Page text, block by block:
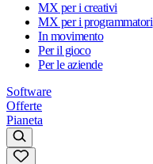
MX per i creativi
MX per i programmatori
In movimento
Per il gioco
Per le aziende
Software
Offerte
Pianeta